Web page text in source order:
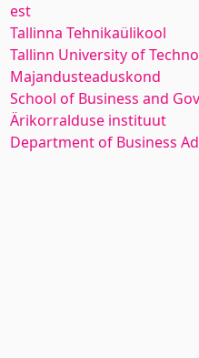
est
Tallinna Tehnikaülikool
Tallinn University of
Majandusteaduskond
School of Business and
Ärikorralduse instituut
Department of Business